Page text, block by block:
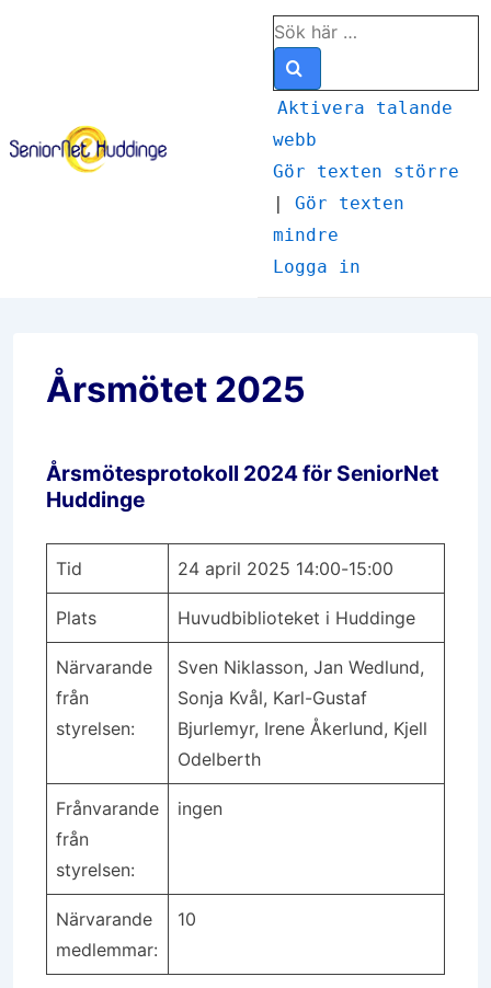
Sök
efter:
Aktivera talande
webb
Gör texten större
| Gör texten
mindre
Logga in
Årsmötet 2025
Årsmötesprotokoll 2024 för SeniorNet
Huddinge
Tid 24 april 2025 14:00-15:00
Plats Huvudbiblioteket i Huddinge
Närvarande
från
styrelsen:
Sven Niklasson, Jan Wedlund,
Sonja Kvål, Karl-Gustaf
Bjurlemyr, Irene Åkerlund, Kjell
Odelberth
Frånvarande
från
styrelsen:
ingen
Närvarande
medlemmar:
10